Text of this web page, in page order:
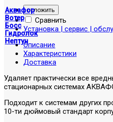
Аквафор
Вотер
Босс
Гидролок
Нептун
отложить
Сравнить
Установка | сервис |
Описание
Характеристики
Доставка
Удаляет практически все
стационарных системах
Подходит к системам других
10-ти дюймовый стандарт